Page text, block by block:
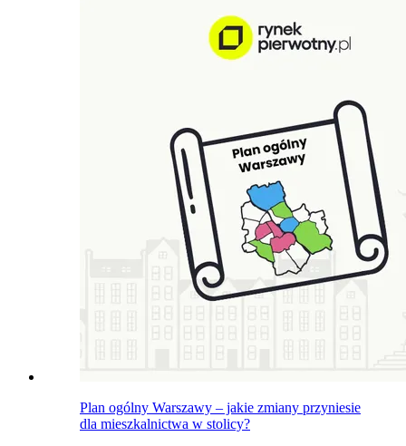
Plan ogólny Warszawy – jakie zmiany przyniesie
dla mieszkalnictwa w stolicy?